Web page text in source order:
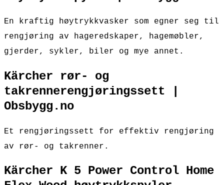
En kraftig høytrykkvasker som egner seg til
rengjøring av hageredskaper, hagemøbler,
gjerder, sykler, biler og mye annet.
Kärcher rør- og
takrennerengjøringssett |
Obsbygg.no
Et rengjøringssett for effektiv rengjøring
av rør- og takrenner.
Kärcher K 5 Power Control Home